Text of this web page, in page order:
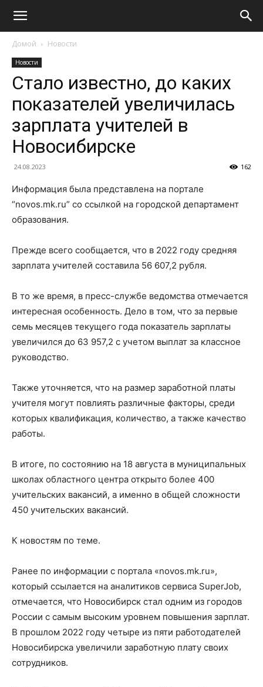
Домой Новости
Новости
Стало известно, до каких
показателей увеличилась
зарплата учителей в
Новосибирске
24.08.2023 162
Информация была представлена на портале
“novos.mk.ru” со ссылкой на городской департамент
образования.
Прежде всего сообщается, что в 2022 году средняя
зарплата учителей составила 56 607,2 рубля.
В то же время, в пресс-службе ведомства отмечается
интересная особенность. Дело в том, что за первые
семь месяцев текущего года показатель зарплаты
увеличился до 63 957,2 с учетом выплат за классное
руководство.
Также уточняется, что на размер заработной платы
учителя могут повлиять различные факторы, среди
которых квалификация, количество, а также качество
работы.
В итоге, по состоянию на 18 августа в муниципальных
школах областного центра открыто более 400
учительских вакансий, а именно в общей сложности
450 учительских вакансий.
К новостям по теме.
Ранее по информации с портала «novos.mk.ru»,
который ссылается на аналитиков сервиса SuperJob,
отмечается, что Новосибирск стал одним из городов
России с самым высоким уровнем повышения зарплат.
В прошлом 2022 году четыре из пяти работодателей
Новосибирска увеличили заработную плату своих
сотрудников.